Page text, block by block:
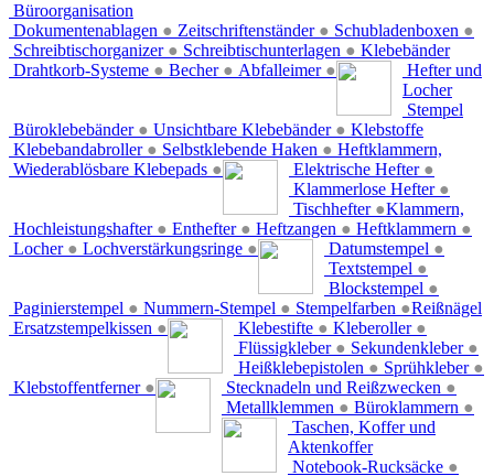
Büroorganisation
Dokumentenablagen ● Zeitschriftenständer ● Schubladenboxen ●
Schreibtischorganizer ● Schreibtischunterlagen ●
Drahtkorb-Systeme ● Becher ● Abfalleimer ●
Klebebänder
Büroklebebänder ● Unsichtbare Klebebänder ●
Klebebandabroller ● Selbstklebende Haken ●
Wiederablösbare Klebepads ●
Hefter und
Locher
Elektrische Hefter ●
Klammerlose Hefter ●
Tischhefter ●
Hochleistungshafter ● Enthefter ● Heftzangen ● Heftklammern ●
Locher ● Lochverstärkungsringe ●
Stempel
Datumstempel ●
Textstempel ●
Blockstempel ●
Paginierstempel ● Nummern-Stempel ● Stempelfarben ●
Ersatzstempelkissen ●
Klebstoffe
Klebestifte ● Kleberoller ●
Flüssigkleber ● Sekundenkleber ●
Heißklebepistolen ● Sprühkleber ●
Klebstoffentferner ●
Heftklammern,
Klammern,
Reißnägel
Stecknadeln und Reißzwecken ●
Metallklemmen ● Büroklammern ●
Taschen, Koffer und
Aktenkoffer
Notebook-Rucksäcke ●